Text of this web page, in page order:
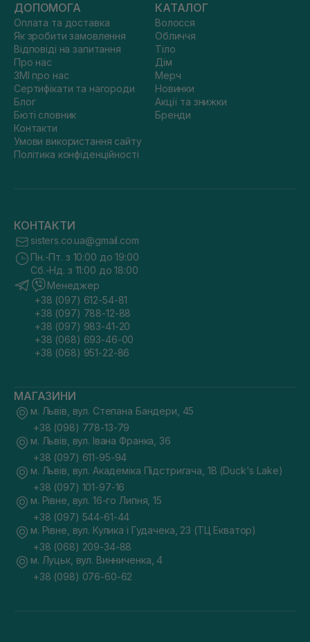
ДОПОМОГА
Оплата та доставка
Як зробити замовлення
Відповіді на запитання
Про нас
ЗМІ про нас
Сертифікати та нагороди
Блог
Бюті словник
Контакти
Умови використання сайту
Політика конфіденційності
КАТАЛОГ
Волосся
Обличчя
Тіло
Дім
Мерч
Новинки
Акції та знижки
Бренди
КОНТАКТИ
sisters.co.ua@gmail.com
Пн.-Пт. з 10:00 до 19:00
Сб.-Нд. з 11:00 до 18:00
Менеджер
+38 (097) 612-54-81
+38 (097) 788-12-88
+38 (097) 983-41-20
+38 (068) 693-46-00
+38 (068) 951-22-86
МАГАЗИНИ
м. Львів, вул. Степана Бандери, 45
+38 (098) 778-13-79
м. Львів, вул. Івана Франка, 36
+38 (097) 611-95-94
м. Львів, вул. Академіка Підстригача, 1В (Duck's Lake)
+38 (097) 101-97-16
м. Рівне, вул. 16-го Липня, 15
+38 (097) 544-61-44
м. Рівне, вул. Кулика і Гудачека, 23 (ТЦ Екватор)
+38 (068) 209-34-88
м. Луцьк, вул. Винниченка, 4
+38 (098) 076-60-62